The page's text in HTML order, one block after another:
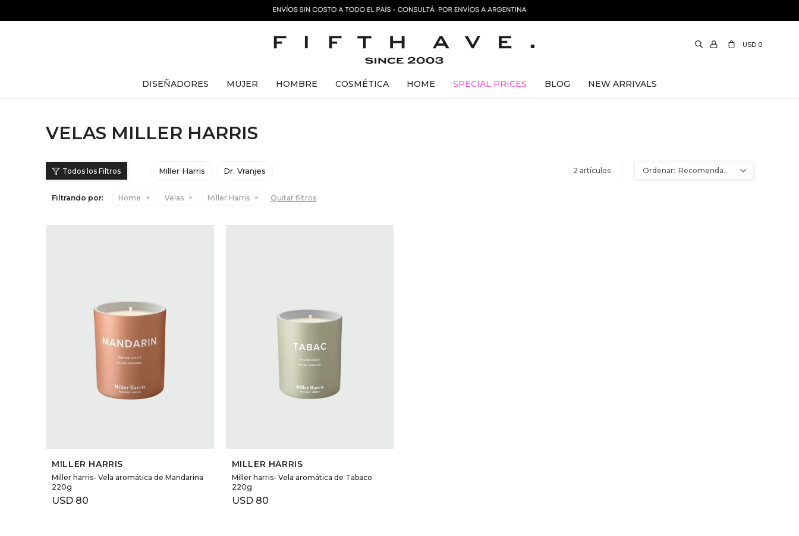
DISEÑADORES MUJER HOMBRE COSMÉTICA HOME SPECIAL PRICES BLOG NEW ARRIVALS
USD 0
VELAS MILLER HARRIS
Miller Harris Dr. Vranjes 2 artículos Recomendados
Filtrando por: Home Velas Miller Harris Quitar filtros
MILLER HARRIS
Miller harris- Vela aromática de Mandarina
220g
USD 80
MILLER HARRIS
Miller harris- Vela aromática de Tabaco
220g
USD 80